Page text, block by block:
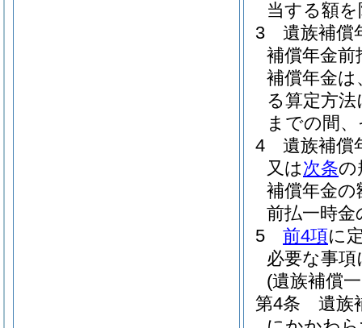
当する額
3
遺族補償
補償年金
補償年金
る算定方
までの間
4
遺族補償
又は次条の
補償年金
前払一時
5
前4項に
必要な事
(遺族補償
第4条
遺族